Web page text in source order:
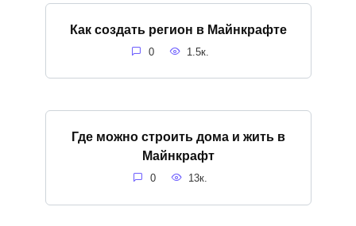
Как создать регион в Майнкрафте
0 1.5к.
Где можно строить дома и жить в
Майнкрафт
0 13к.